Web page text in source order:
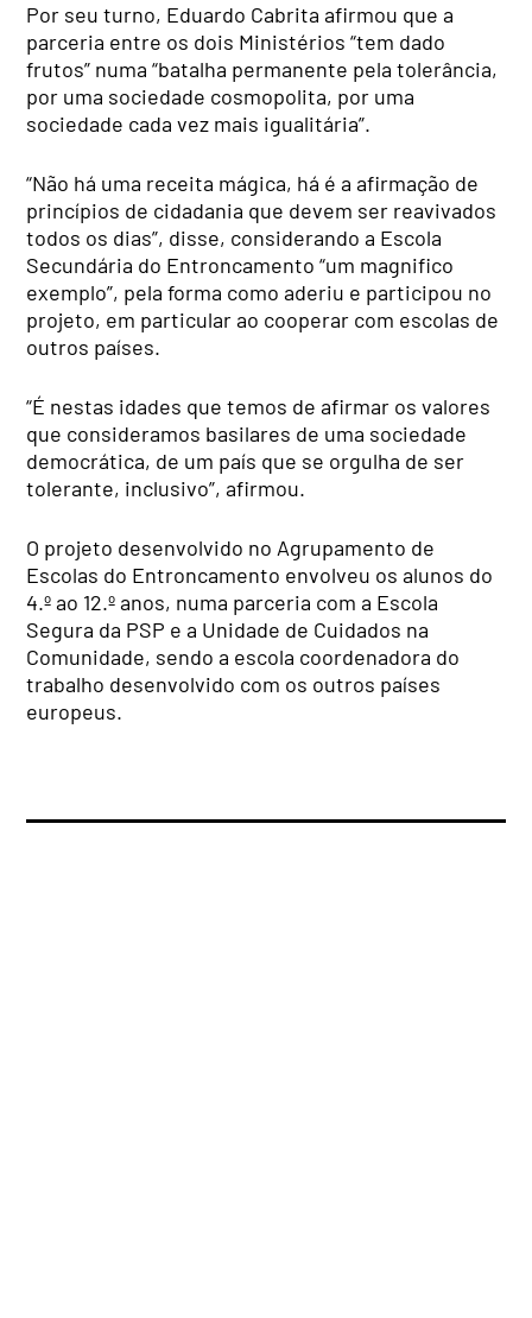
Por seu turno, Eduardo Cabrita afirmou que a
parceria entre os dois Ministérios “tem dado
frutos” numa “batalha permanente pela tolerância,
por uma sociedade cosmopolita, por uma
sociedade cada vez mais igualitária”.
“Não há uma receita mágica, há é a afirmação de
princípios de cidadania que devem ser reavivados
todos os dias”, disse, considerando a Escola
Secundária do Entroncamento “um magnifico
exemplo”, pela forma como aderiu e participou no
projeto, em particular ao cooperar com escolas de
outros países.
“É nestas idades que temos de afirmar os valores
que consideramos basilares de uma sociedade
democrática, de um país que se orgulha de ser
tolerante, inclusivo”, afirmou.
O projeto desenvolvido no Agrupamento de
Escolas do Entroncamento envolveu os alunos do
4.º ao 12.º anos, numa parceria com a Escola
Segura da PSP e a Unidade de Cuidados na
Comunidade, sendo a escola coordenadora do
trabalho desenvolvido com os outros países
europeus.